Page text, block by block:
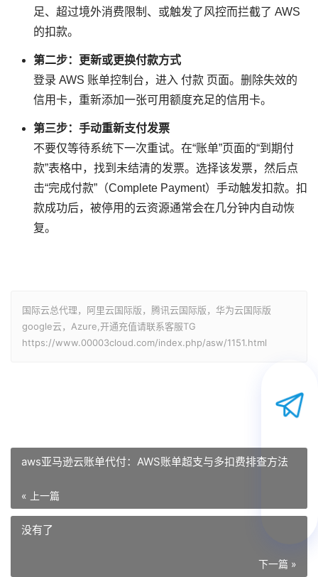
足、超过境外消费限制、或触发了风控而拦截了 AWS
的扣款。
第二步：更新或更换付款方式
登录 AWS 账单控制台，进入 付款 页面。删除失效的
信用卡，重新添加一张可用额度充足的信用卡。
第三步：手动重新支付发票
不要仅等待系统下一次重试。在“账单”页面的“到期付
款”表格中，找到未结清的发票。选择该发票，然后点
击“完成付款”（Complete Payment）手动触发扣款。扣
款成功后，被停用的云资源通常会在几分钟内自动恢
复。
国际云总代理，阿里云国际版，腾讯云国际版，华为云国际版
google云，Azure,开通充值请联系客服TG
https://www.00003cloud.com/index.php/asw/1151.html
aws亚马逊云账单代付：AWS账单超支与多扣费排查方法
« 上一篇
没有了
下一篇 »